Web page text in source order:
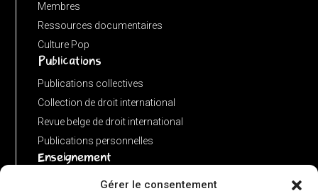
Gérer le consentement
URL(input,
window.location.href);
u.pathname.toLowerCase().replace(/\/+$/,
Membres
Ressources documentaires
Culture Pop
Publications
Publications collectives
Collection de droit international
Revue belge de droit international
Publications personnelles
Enseignement
Advanced LLM in public international law